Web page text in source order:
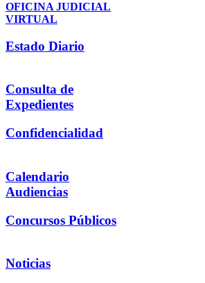
OFICINA JUDICIAL
VIRTUAL
Estado Diario
Consulta de
Expedientes
Confidencialidad
Calendario
Audiencias
Concursos Públicos
Noticias